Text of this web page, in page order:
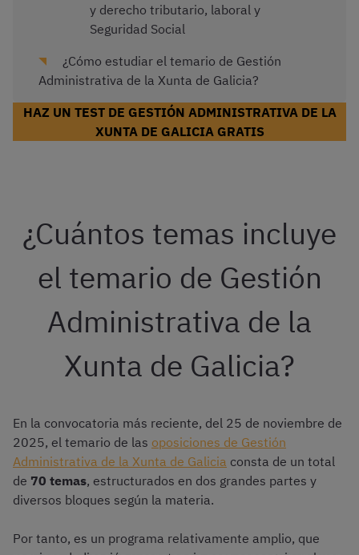
y derecho tributario, laboral y
Seguridad Social
¿Cómo estudiar el temario de Gestión
Administrativa de la Xunta de Galicia?
HAZ UN TEST DE GESTIÓN ADMINISTRATIVA DE LA
XUNTA DE GALICIA GRATIS
¿Cuántos temas incluye
el temario de Gestión
Administrativa de la
Xunta de Galicia?
En la convocatoria más reciente, del 25 de noviembre de
2025, el temario de las oposiciones de Gestión
Administrativa de la Xunta de Galicia consta de un total
de 70 temas, estructurados en dos grandes partes y
diversos bloques según la materia.
Por tanto, es un programa relativamente amplio, que